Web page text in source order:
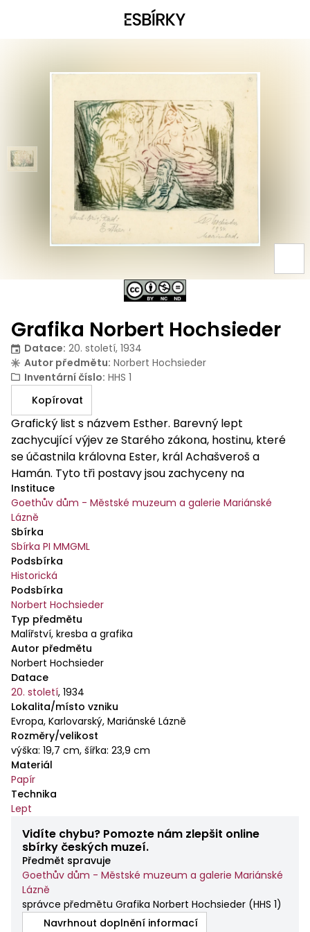
Grafika Norbert Hochsieder
Datace: 20. století, 1934
Autor předmětu: Norbert Hochsieder
Inventární číslo: HHS 1
Kopírovat
Grafický list s názvem Esther. Barevný lept
zachycující výjev ze Starého zákona, hostinu, které
se účastnila královna Ester, král Achašveroš a
Hamán. Tyto tři postavy jsou zachyceny na
grafickém listu. Pod tiskem je tužkou napsáno: vlevo:
farb. Orig.Rad.: / Esther.; napravo: N. Hochsieder. 1934.
Marienbad. Na zadní straně je kulaté razítko: PhDr.
Miloš Růžička, znalec z oboru školství a kultura;
odvětví: Umění výtvarné-Umělecká řemesla.
Datace: 9. III. 1990. A kutalé razítko: NÁRODNÍ GALERIE
V PRAZE - VÝVOZ. Rukou dopsáno: Original / Ověřeno
a podpis.
Instituce
Goethův dům - Městské muzeum a galerie Mariánské
Lázně
Sbírka
Sbírka PI MMGML
Podsbírka
Historická
Podsbírka
Norbert Hochsieder
Typ předmětu
Malířství, kresba a grafika
Autor předmětu
Norbert Hochsieder
Datace
20. století, 1934
Lokalita/místo vzniku
Evropa, Karlovarský, Mariánské Lázně
Rozměry/velikost
výška: 19,7 cm, šířka: 23,9 cm
Materiál
Papír
Technika
Lept
Vidíte chybu? Pomozte nám zlepšit online
sbírky českých muzeí.
Předmět spravuje
Goethův dům - Městské muzeum a galerie Mariánské
Lázně
správce předmětu Grafika Norbert Hochsieder (HHS 1)
Navrhnout doplnění informací